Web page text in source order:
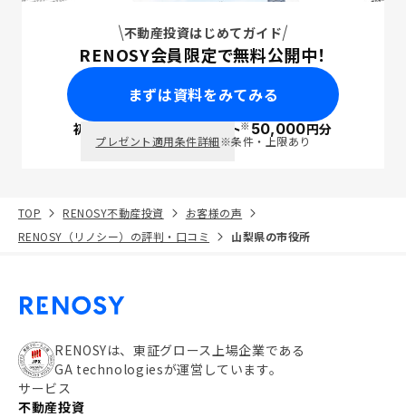
不動産投資はじめてガイド
RENOSY会員限定で無料公開中！
まずは資料をみてみる
初回面談で ポイント※50,000円分
プレゼント適用条件詳細※条件・上限あり
TOP RENOSY不動産投資
お客様の声
RENOSY（リノシー）の評判・口コミ
山梨県の市役所
RENOSYは、東証グロース上場企業である
GA technologiesが運営しています。
サービス
不動産投資